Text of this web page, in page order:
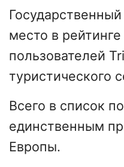
место в
пользователей
туристического
Всего в список
единственным
Европы.